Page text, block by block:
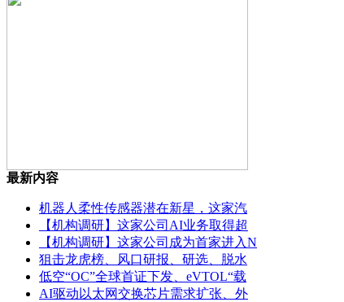
最新内容
机器人柔性传感器潜在新星，这家汽
【机构调研】这家公司AI业务取得超
【机构调研】这家公司成为首家进入N
狙击龙虎榜、风口研报、研选、脱水
低空“OC”全球首证下发、eVTOL“载
AI驱动以太网交换芯片需求扩张、外